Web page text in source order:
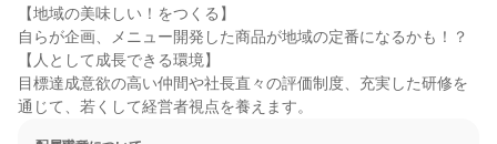
【地域の美味しい！をつくる】
自らが企画、メニュー開発した商品が地域の定番になるかも！？
【人として成長できる環境】
目標達成意欲の高い仲間や社長直々の評価制度、充実した研修を
通じて、若くして経営者視点を養えます。